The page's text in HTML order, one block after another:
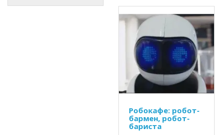
Робокафе: робот-
бармен, робот-
бариста